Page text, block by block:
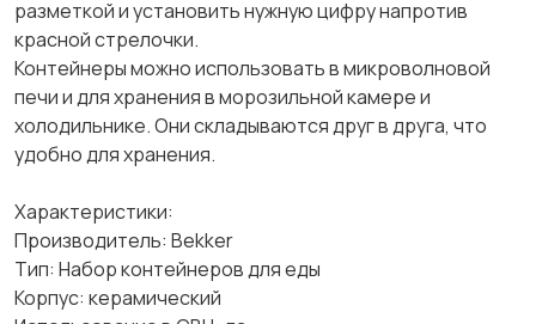
разметкой и установить нужную цифру напротив
красной стрелочки.
Контейнеры можно использовать в микроволновой
печи и для хранения в морозильной камере и
холодильнике. Они складываются друг в друга, что
удобно для хранения.
Характеристики:
Производитель: Bekker
Тип: Набор контейнеров для еды
Корпус: керамический